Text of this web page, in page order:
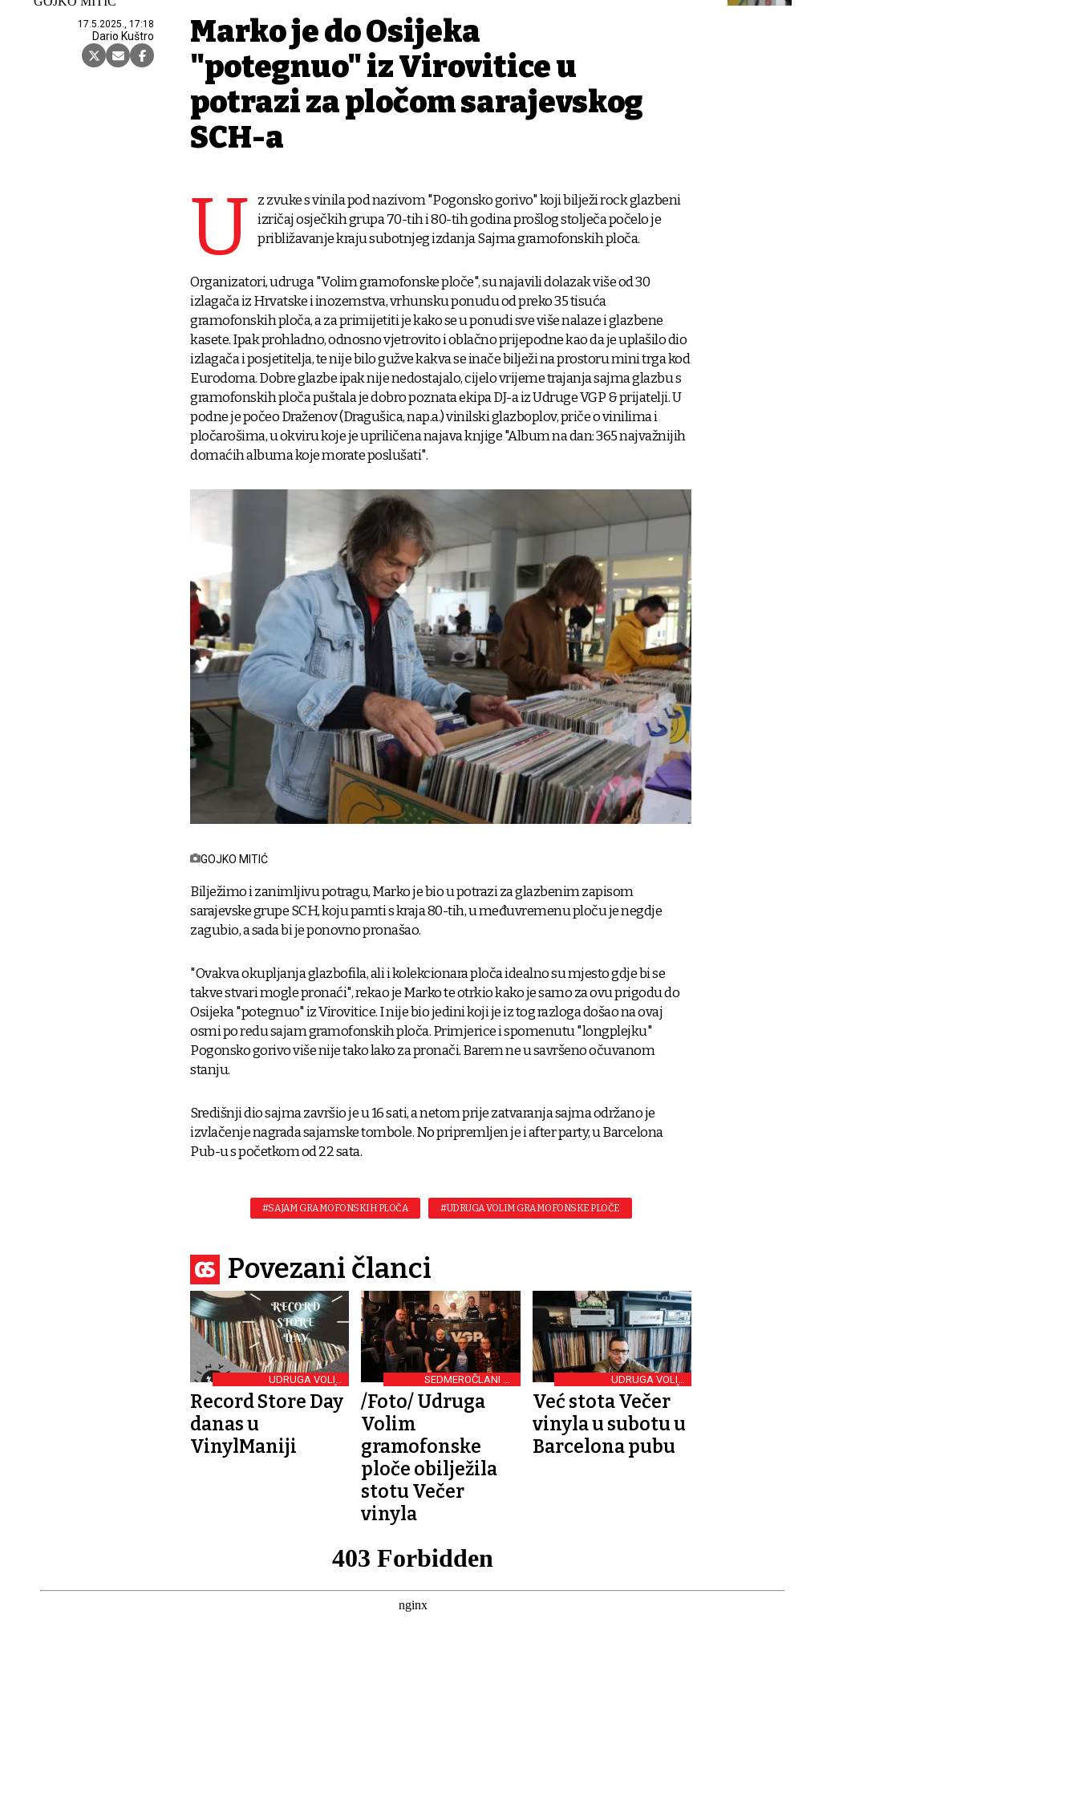
17.5.2025., 17:18
Dario Kuštro
Marko je do Osijeka
"potegnuo" iz Virovitice u
potrazi za pločom sarajevskog
SCH-a
U
z zvuke s vinila pod nazivom "Pogonsko gorivo" koji bilježi rock glazbeni
izričaj osječkih grupa 70-tih i 80-tih godina prošlog stolječa počelo je
približavanje kraju subotnjeg izdanja Sajma gramofonskih ploča.
Organizatori, udruga "Volim gramofonske ploče", su najavili dolazak više od 30
izlagača iz Hrvatske i inozemstva, vrhunsku ponudu od preko 35 tisuća
gramofonskih ploča, a za primijetiti je kako se u ponudi sve više nalaze i glazbene
kasete. Ipak prohladno, odnosno vjetrovito i oblačno prijepodne kao da je uplašilo dio
izlagača i posjetitelja, te nije bilo gužve kakva se inače bilježi na prostoru mini trga kod
Eurodoma. Dobre glazbe ipak nije nedostajalo, cijelo vrijeme trajanja sajma glazbu s
gramofonskih ploča puštala je dobro poznata ekipa DJ-a iz Udruge VGP & prijatelji. U
podne je počeo Draženov (Dragušica, nap.a.) vinilski glazboplov, priče o vinilima i
pločarošima, u okviru koje je upriličena najava knjige "Album na dan: 365 najvažnijih
domaćih albuma koje morate poslušati".
GOJKO MITIĆ
Bilježimo i zanimljivu potragu, Marko je bio u potrazi za glazbenim zapisom
sarajevske grupe SCH, koju pamti s kraja 80-tih, u međuvremenu ploču je negdje
zagubio, a sada bi je ponovno pronašao.
"Ovakva okupljanja glazbofila, ali i kolekcionara ploča idealno su mjesto gdje bi se
takve stvari mogle pronaći", rekao je Marko te otrkio kako je samo za ovu prigodu do
Osijeka "potegnuo" iz Virovitice. I nije bio jedini koji je iz tog razloga došao na ovaj
osmi po redu sajam gramofonskih ploča. Primjerice i spomenutu "longplejku"
Pogonsko gorivo više nije tako lako za pronači. Barem ne u savršeno očuvanom
stanju.
Središnji dio sajma završio je u 16 sati, a netom prije zatvaranja sajma održano je
izvlačenje nagrada sajamske tombole. No pripremljen je i after party, u Barcelona
Pub-u s početkom od 22 sata.
#SAJAM GRAMOFONSKIH PLOČA #UDRUGA VOLIM GRAMOFONSKE PLOČE
Povezani članci
UDRUGA VOLIM
GRAMOFONSKE PLOČE
Record Store Day
danas u
VinylManiji
SEDMEROČLANI DJ
KOLEKTIV
/Foto/ Udruga
Volim
gramofonske
ploče obilježila
stotu Večer
vinyla
UDRUGA VOLIM
GRAMOFONSKE PLOČE
Već stota Večer
vinyla u subotu u
Barcelona pubu